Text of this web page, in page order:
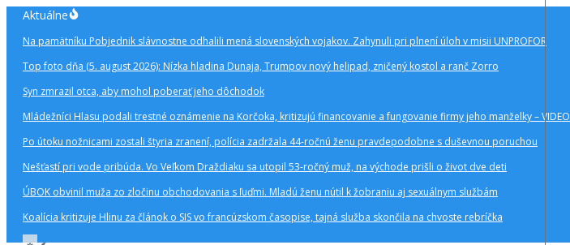
Preskočiť
obsah
Aktuálne
Na pamätníku Pobjednik slávnostne odhalili mená slovenských vojakov. Zahynuli pri plnení úloh v misii UNPROFOR
Top foto dňa (5. august 2026): Nízka hladina Dunaja, Trumpov nový helipad, zničený kostol a ranč Zorro
Syn zmrazil otca, aby mohol poberať jeho dôchodok
Mládežníci Hlasu podali trestné oznámenie na Korčoka, kritizujú financovanie a fungovanie firmy jeho manželky – VIDEO
Po útoku nožnicami zostali štyria zranení, polícia zadržala 44-ročnú ženu pravdepodobne s duševnou poruchou
Nešťastí pri vode pribúda. Vo Veľkom Draždiaku sa utopil 53-ročný muž, na východe prišli o život dve deti
ÚBOK obvinil muža zo zločinu obchodovania s ľuďmi. Mladú ženu nútil k žobraniu aj sexuálnym službám
Koalícia kritizuje Hlinu za článok o SIS vo francúzskom časopise, tajná služba skončila na chvoste rebríčka